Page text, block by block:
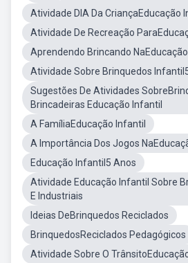
Atividade DIA Da CriançaEducação
Atividade De Recreação
Aprendendo Brincando
Atividade Sobre Brinquedos
Sugestões De Atividades
Brincadeiras Educação Infantil
A FamíliaEducação Infantil
A Importância Dos Jogos
Educação Infantil5 Anos
Atividade Educação Infantil Sobre
E Industriais
Ideias DeBrinquedos Reciclados
BrinquedosReciclados Pedagógicos
Atividade Sobre O